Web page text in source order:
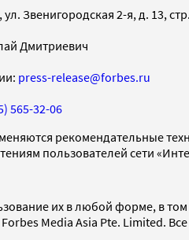
Звенигородская 2-я, д. 13,
Дмитриевич
press-release@forbes.ru
565-32-06
рекомендательные
пользователей сети
их в любой форме, в
Media Asia Pte. Limited.